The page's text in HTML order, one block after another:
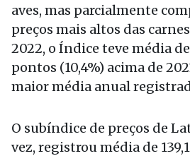
aves, mas parcialmente
preços mais altos das
2022, o Índice teve média de
pontos (10,4%) acima de
maior média anual
O subíndice de preços de
vez, registrou média de